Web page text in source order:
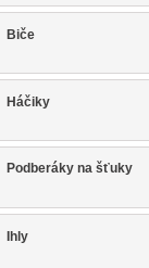
Biče
Háčiky
Podberáky na šťuky
Ihly